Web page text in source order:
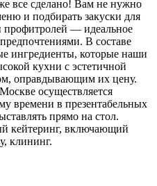
все сделано! Вам не нужно
и подбирать закуски для
профитролей — идеальное
В составе
ингредиенты, которые наши
кухни с эстетичной
оправдывающим их цену.
осуществляется
времени в презентабельных
прямо на стол.
кейтеринг, включающий
клининг.